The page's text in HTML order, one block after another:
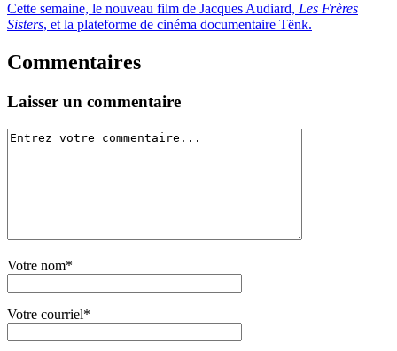
Cette semaine, le nouveau film de Jacques Audiard, Les Frères
Sisters, et la plateforme de cinéma documentaire Tënk.
Commentaires
Laisser un commentaire
Votre nom*
Votre courriel*